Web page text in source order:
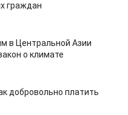
граждан
в Центральной Азии
о климате
добровольно платить